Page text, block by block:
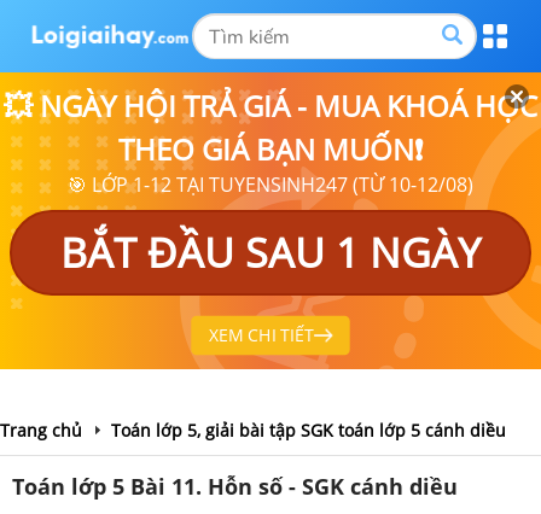
💥 NGÀY HỘI TRẢ GIÁ - MUA KHOÁ HỌC
THEO GIÁ BẠN MUỐN❗
🎯 LỚP 1-12 TẠI TUYENSINH247 (TỪ 10-12/08)
BẮT ĐẦU SAU 1 NGÀY
XEM CHI TIẾT
Trang chủ Toán lớp 5, giải bài tập SGK toán lớp 5 cánh diều
Toán lớp 5 Bài 11. Hỗn số - SGK cánh diều